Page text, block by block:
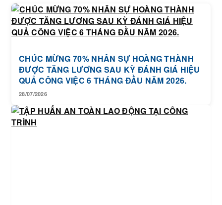
CHÚC MỪNG 70% NHÂN SỰ HOÀNG THÀNH
ĐƯỢC TĂNG LƯƠNG SAU KỲ ĐÁNH GIÁ HIỆU
QUẢ CÔNG VIỆC 6 THÁNG ĐẦU NĂM 2026.
28/07/2026